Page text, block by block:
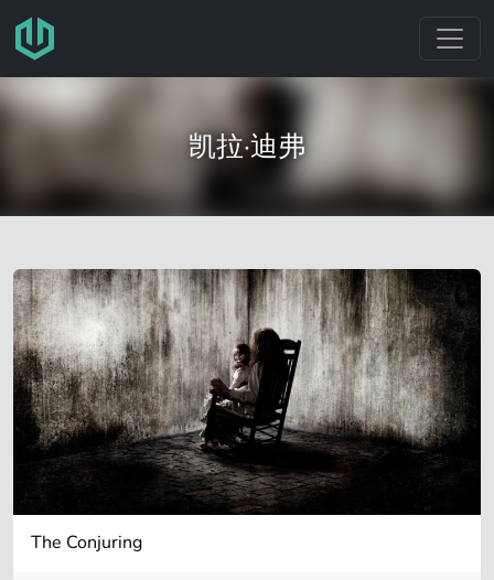
跳转至主要内容
凯拉·迪弗
The Conjuring